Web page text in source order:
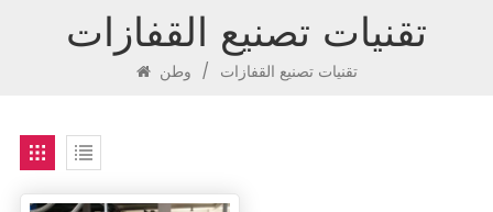
تقنيات تصنيع القفازات
وطن / تقنيات تصنيع القفازات